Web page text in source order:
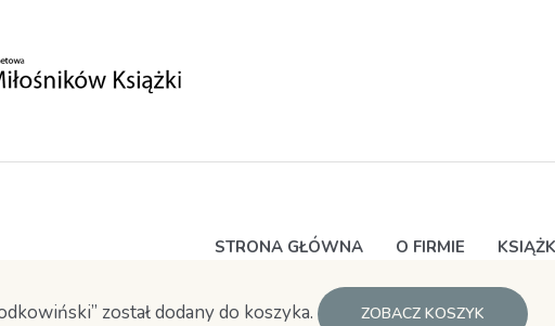
STRONA GŁÓWNA O FIRMIE
został dodany do koszyka. ZOBACZ KOSZYK